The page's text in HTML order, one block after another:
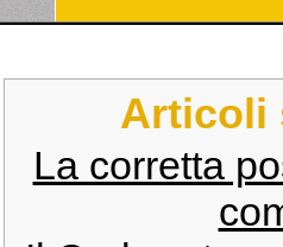
Articoli
La corretta